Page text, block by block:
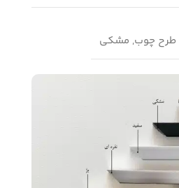
طرح چوب, مشکی